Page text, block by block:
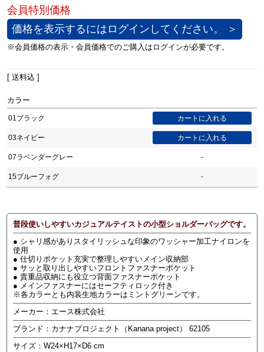
価格を表示するにはログインしてください。 ＞
[ 送料込 ]
カラー
01ブラック
03ネイビー
07ラベンダーグレー -
15ブルーフォグ -
普段使いしやすいカジュアルテイストの小型ショルダーバッグです。
● シャリ感がありスタイリッシュな印象のワッシャー加工ナイロンを
使用
● 仕切りポケット充実で整理しやすいメイン収納部
● サッと取り出しやすいフロントファスナーポケット
● 貴重品収納にも役立つ背面ファスナーポケット
● メインファスナーにはセーフティロック付き
※各カラーとも内装生地カラーはミントグリーンです。
メーカー：エース株式会社
ブランド：カナナプロジェクト（Kanana project） 62105
サイズ：W24×H17×D6 cm